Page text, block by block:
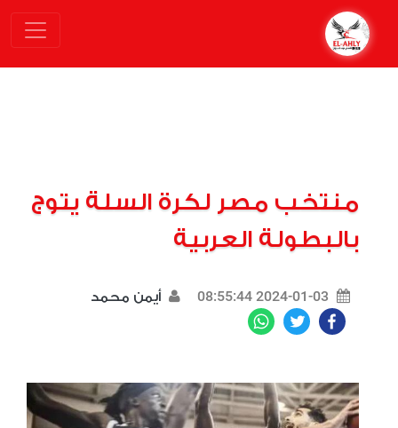
منتخب مصر لكرة السلة يتوج
بالبطولة العربية
2024-01-03 08:55:44 أيمن محمد
Facebook
Twitter